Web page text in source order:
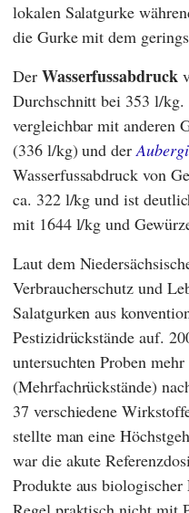
lokalen Salatgurke
die Gurke mit dem
Der Wasserfussabdruck
Durchschnitt bei 353 l/kg.
vergleichbar mit anderen
(336 l/kg) und der
Wasserfussabdruck von
ca. 322 l/kg und ist
mit 1644 l/kg und
Laut dem
Verbraucherschutz und
Salatgurken aus
Pestizidrückstände auf.
untersuchten Proben
(Mehrfachrückstände)
37 verschiedene
stellte man eine
war die akute
Produkte aus